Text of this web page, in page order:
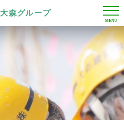
大森グループ